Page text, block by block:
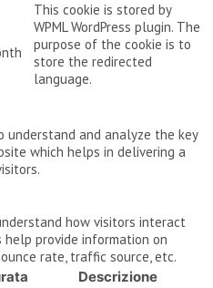
This cookie is stored by
WPML WordPress plugin. The
purpose of the cookie is to
store the redirected
language.
understand and analyze the key
which helps in delivering a
how visitors interact
provide information on
rate, traffic source, etc.
Descrizione